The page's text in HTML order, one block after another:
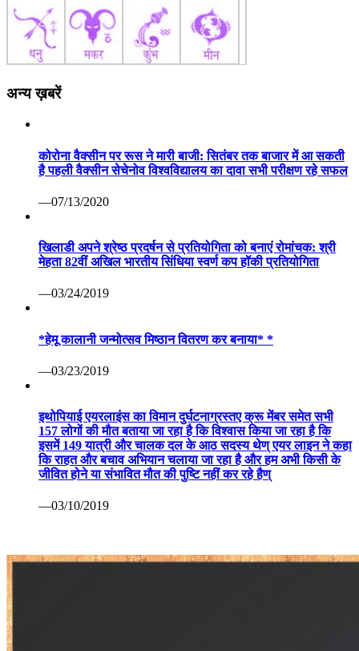
अन्य ख़बरें
कोरोना वैक्सीन पर रूस ने मारी बाजी: सितंबर तक बाजार में आ सकती
है पहली वैक्सीन सेचेनोव विश्वविद्यालय का दावा सभी परीक्षण रहे सफल
—07/13/2020
खिलाडी अपने श्रेष्ठ प्रदर्षन से प्रतियोगिता को बनाएं रोमांचक: श्री
मेहता 82वीं अखिल भारतीय सिंधिया स्वर्ण कप हॉकी प्रतियोगिता
—03/24/2019
*हेमू कालानी जन्मोत्सव मिष्ठान वितरण कर बनाया* *
—03/23/2019
इथोपियाई एयरलाइंस का विमान दुर्घटनाग्रस्तए क्रू मेंबर समेत सभी
157 लोगों की मौत बताया जा रहा है कि विश्वास किया जा रहा है कि
इसमें 149 यात्री और चालक दल के आठ सदस्य थेण् एयर लाइन ने कहा
कि राहत और बचाव अभियान चलाया जा रहा है और हम अभी किसी के
जीवित होने या संभावित मौत की पुष्टि नहीं कर रहे हैण्
—03/10/2019